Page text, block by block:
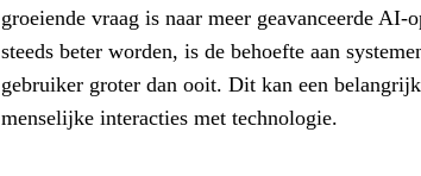
groeiende vraag is naar meer geavanceerde
steeds beter worden, is de behoefte aan
gebruiker groter dan ooit. Dit kan een
menselijke interacties met technologie.